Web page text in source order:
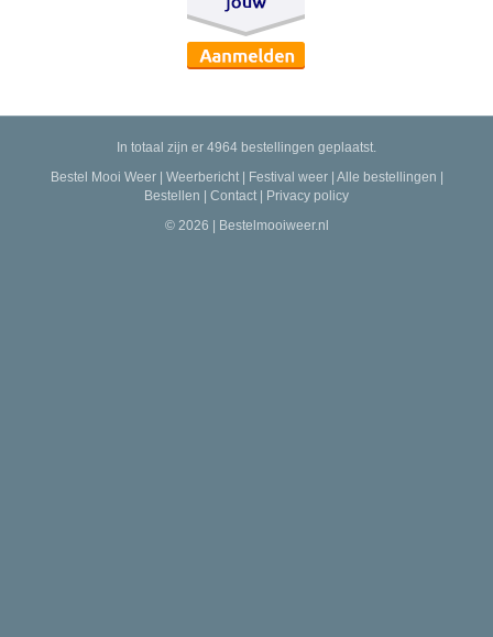
In totaal zijn er 4964 bestellingen geplaatst.
Bestel Mooi Weer| Weerbericht| Festival weer| Alle bestellingen |
Bestellen | Contact | Privacy policy
© 2026 | Bestelmooiweer.nl